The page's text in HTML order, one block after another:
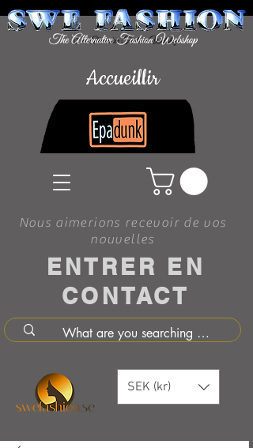
ENTRER EN
CONTACT
Nous aimerions recevoir de vos
nouvelles
Accueillir
SEK (kr)